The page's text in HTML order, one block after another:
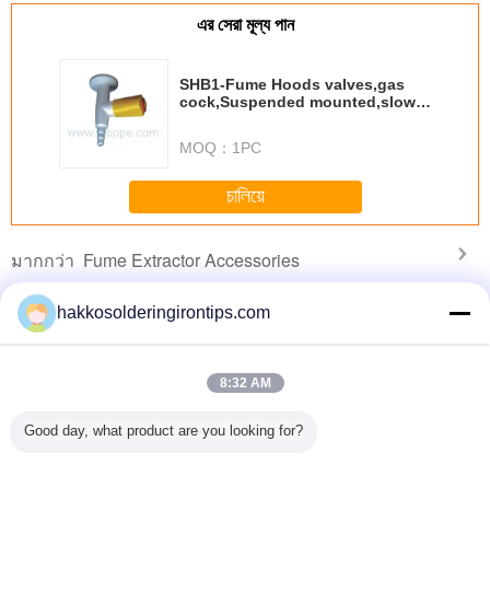
এর সেরা মূল্য পান
SHB1-Fume Hoods valves,gas
cock,Suspended mounted,slow
MOQ： 1PC
চালিয়ে
มากกว่า Fume Extractor Accessories
for
15W For
Professional
Arms for Welding
hakkosolderingirontips.com
8:32 AM
Good day, what product are you looking for?